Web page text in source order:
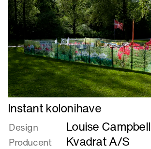
Læs
mere
om
Instant
Instant kolonihave
Design Louise Campbell
Producent Kvadrat A/S